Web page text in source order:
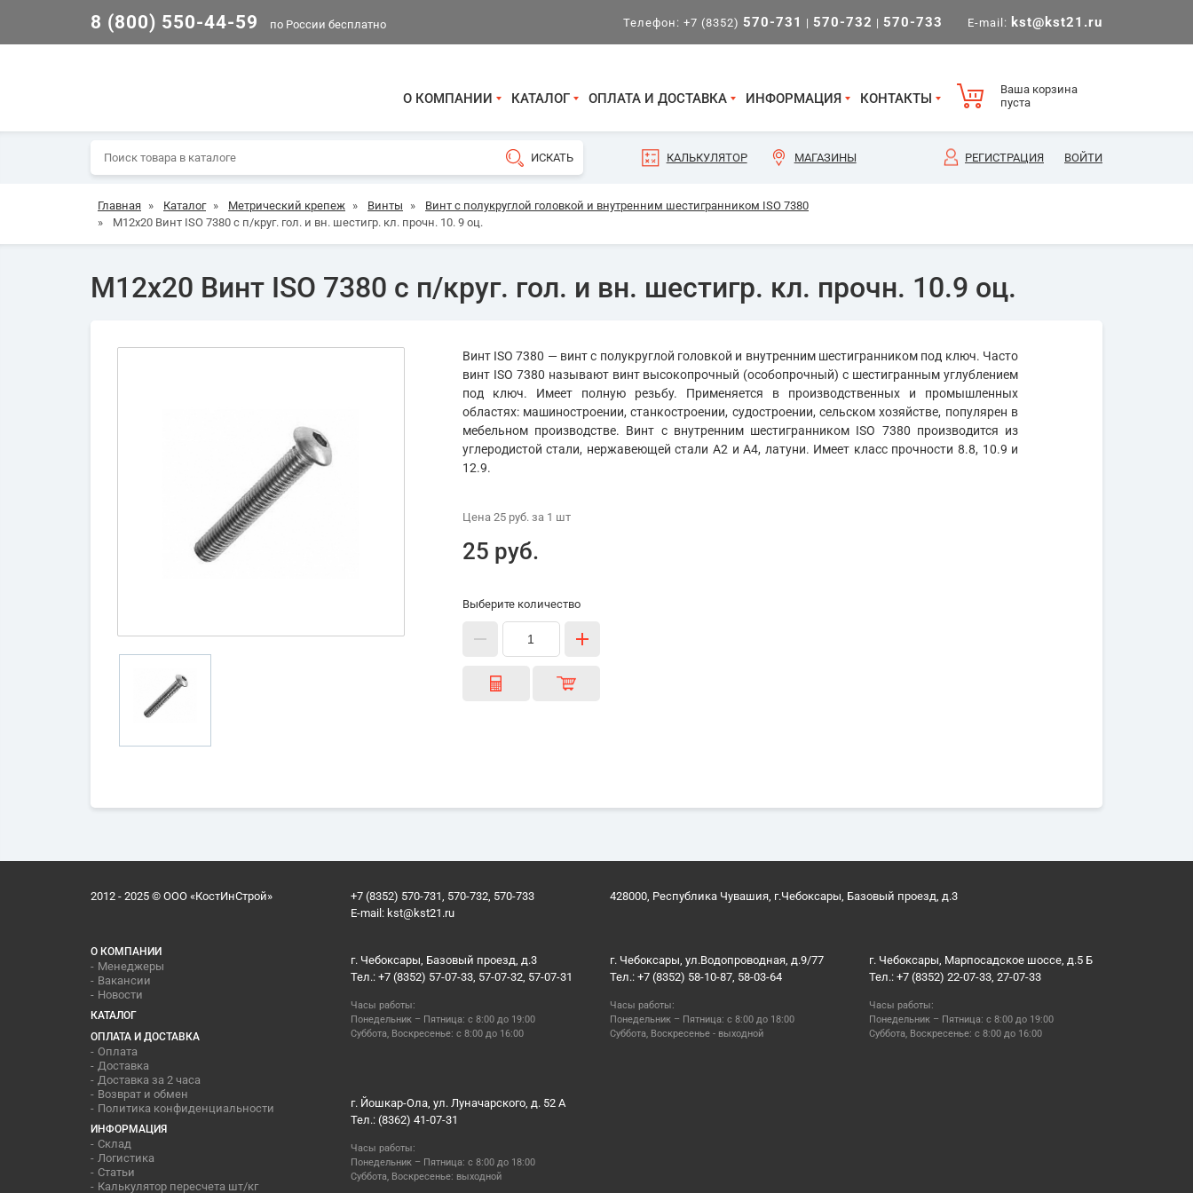
8 (800) 550-44-59 по России бесплатно Телефон: +7 (8352) 570-731 | 570-732 | 570-733 E-mail: kst@kst21.ru
О КОМПАНИИ КАТАЛОГ ОПЛАТА И ДОСТАВКА ИНФОРМАЦИЯ КОНТАКТЫ
Ваша корзина
пуста
КАЛЬКУЛЯТОР МАГАЗИНЫ РЕГИСТРАЦИЯ ВОЙТИ
Главная » Каталог » Метрический крепеж » Винты »
Винт с полукруглой головкой и внутренним шестигранником ISO 7380
»
М12х20 Винт ISO 7380 с п/круг. гол. и вн. шестигр. кл. прочн. 10. 9 оц.
М12х20 Винт ISO 7380 с п/круг. гол. и вн. шестигр. кл. прочн. 10.9 оц.
Винт ISO 7380 — винт с полукруглой головкой и внутренним шестигранником под ключ. Часто
винт ISO 7380 называют винт высокопрочный (особопрочный) с шестигранным углублением
под ключ. Имеет полную резьбу. Применяется в производственных и промышленных
областях: машиностроении, станкостроении, судостроении, сельском хозяйстве, популярен в
мебельном производстве. Винт с внутренним шестигранником ISO 7380 производится из
углеродистой стали, нержавеющей стали А2 и А4, латуни. Имеет класс прочности 8.8, 10.9 и
12.9.
Цена 25 руб.за 1 шт
25 руб.
Выберите количество
2012 - 2025 © ООО «КостИнСтрой»
+7 (8352) 570-731, 570-732, 570-733
E-mail: kst@kst21.ru
428000, Республика Чувашия, г.Чебоксары, Базовый проезд, д.3
О КОМПАНИИ
Менеджеры
Вакансии
Новости
КАТАЛОГ
ОПЛАТА И ДОСТАВКА
Оплата
Доставка
Доставка за 2 часа
Возврат и обмен
Политика конфиденциальности
ИНФОРМАЦИЯ
Склад
Логистика
Статьи
Калькулятор пересчета шт/кг
г. Чебоксары, Базовый проезд, д.3
Тел.: +7 (8352) 57-07-33, 57-07-32, 57-07-31
Часы работы:
Понедельник – Пятница: с 8:00 до 19:00
Суббота, Воскресенье: с 8:00 до 16:00
г. Чебоксары, ул.Водопроводная, д.9/77
Тел.: +7 (8352) 58-10-87, 58-03-64
Часы работы:
Понедельник – Пятница: с 8:00 до 18:00
Суббота, Воскресенье - выходной
г. Чебоксары, Марпосадское шоссе, д.5 Б
Тел.: +7 (8352) 22-07-33, 27-07-33
Часы работы:
Понедельник – Пятница: с 8:00 до 19:00
Суббота, Воскресенье: с 8:00 до 16:00
г. Йошкар-Ола, ул. Луначарского, д. 52 А
Тел.: (8362) 41-07-31
Часы работы:
Понедельник – Пятница: с 8:00 до 18:00
Суббота, Воскресенье: выходной